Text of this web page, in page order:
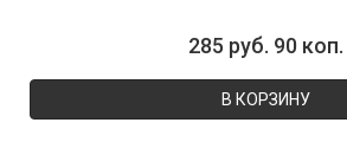
285 руб. 90 коп.
В КОРЗИНУ